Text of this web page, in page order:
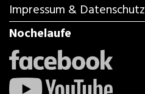
Impressum & Datenschutz
Nochelaufe